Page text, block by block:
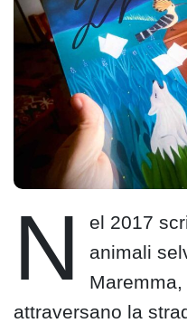
N
el 2017
animali
attraversano la